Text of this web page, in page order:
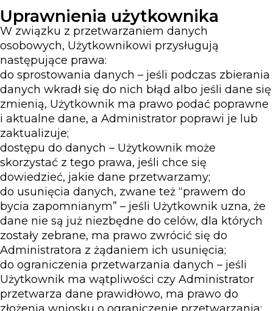
Uprawnienia użytkownika
W związku z przetwarzaniem danych
osobowych, Użytkownikowi przysługują
następujące prawa:
do sprostowania danych – jeśli podczas zbierania
danych wkradł się do nich błąd albo jeśli dane się
zmienią, Użytkownik ma prawo podać poprawne
i aktualne dane, a Administrator poprawi je lub
zaktualizuje;
dostępu do danych – Użytkownik może
skorzystać z tego prawa, jeśli chce się
dowiedzieć, jakie dane przetwarzamy;
do usunięcia danych, zwane też “prawem do
bycia zapomnianym” – jeśli Użytkownik uzna, że
dane nie są już niezbędne do celów, dla których
zostały zebrane, ma prawo zwrócić się do
Administratora z żądaniem ich usunięcia;
do ograniczenia przetwarzania danych – jeśli
Użytkownik ma wątpliwości czy Administrator
przetwarza dane prawidłowo, ma prawo do